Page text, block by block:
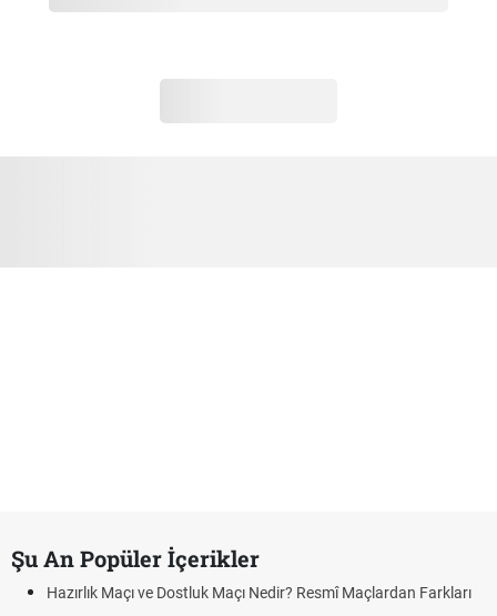
Şu An Popüler İçerikler
Hazırlık Maçı ve Dostluk Maçı Nedir? Resmî Maçlardan Farkları